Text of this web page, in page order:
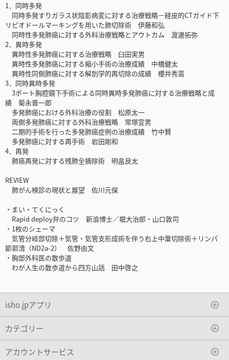
1．同時多発
同時多発すりガラス状陰影病変に対する治療戦略－経皮的CTガイド下
リピオドールマーキングを用いた肺切除術 伊藤和弘
同時性多発肺癌に対する外科治療戦略とアウトカム 渡邊拓弥
2．異時多発
異時性多発肺癌に対する治療戦略 臼田実男
異時性多発肺癌に対する縮小手術の治療成績 中橋健太
異時性同側肺癌に対する解剖学的再切除の成績 櫻井秀嵩
3．同時異時多発
3ポート胸腔鏡下手術による同時異時多発肺癌に対する治療戦略と成
績 菊永晋一郎
多発肺癌における外科治療の役割 松原太一
両側多発肺癌に対する外科治療戦略 常塚宣男
二期的手術を行った多発肺癌症例の治療成績 竹中賢
多発肺癌に対する再手術 岩田剛和
4．再発
肺癌再発に対する残肺全摘除術 明畠良太
REVIEW
肺がん検診の現状と展望 佐川元保
・まい・てくにっく
Rapid deploy弁のコツ 新浪博士／堀大治郎・山口敦司
・1枚のシェーマ
気管分岐部切除＋気管・気管支形成術を伴う右上中葉切除術＋リンパ
節郭清（ND2a-2） 佐野由文
・胸部外科医の散歩道
わが人生の散歩道から四方山話 田中啓之
isho.jpアプリ
カテゴリー
アカウントサービス